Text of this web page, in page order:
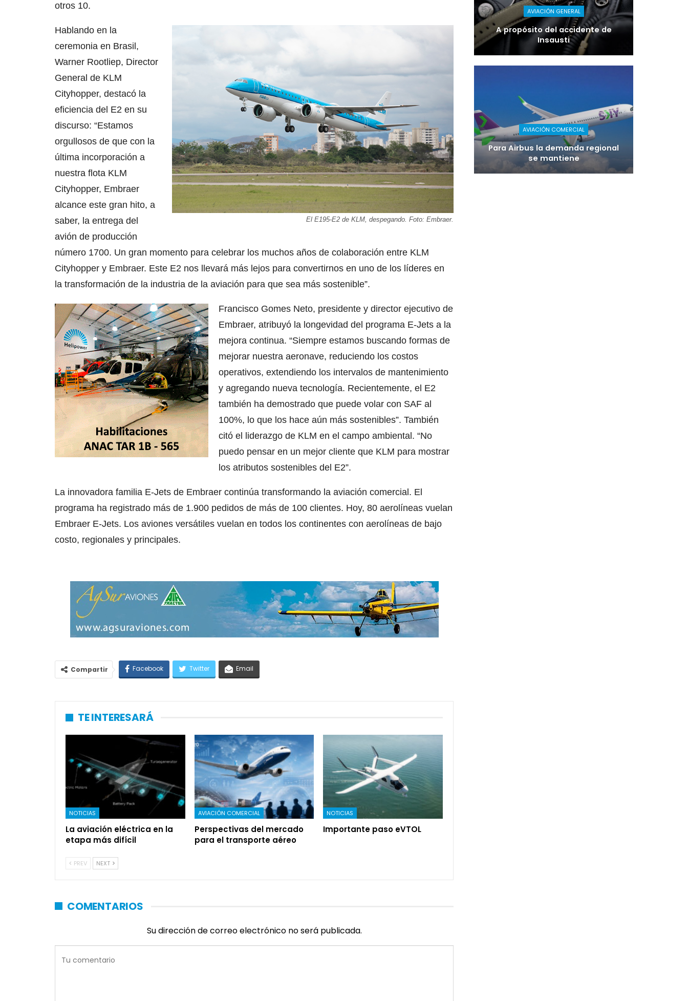
otros 10.
El E195-E2 de KLM, despegando. Foto: Embraer.
Hablando en la
ceremonia en Brasil,
Warner Rootliep, Director
General de KLM
Cityhopper, destacó la
eficiencia del E2 en su
discurso: “Estamos
orgullosos de que con la
última incorporación a
nuestra flota KLM
Cityhopper, Embraer
alcance este gran hito, a
saber, la entrega del
avión de producción
número 1700. Un gran momento para celebrar los muchos años de colaboración entre KLM
Cityhopper y Embraer. Este E2 nos llevará más lejos para convertirnos en uno de los líderes en
la transformación de la industria de la aviación para que sea más sostenible”.
Francisco Gomes Neto, presidente y director ejecutivo de
Embraer, atribuyó la longevidad del programa E-Jets a la
mejora continua. “Siempre estamos buscando formas de
mejorar nuestra aeronave, reduciendo los costos
operativos, extendiendo los intervalos de mantenimiento
y agregando nueva tecnología. Recientemente, el E2
también ha demostrado que puede volar con SAF al
100%, lo que los hace aún más sostenibles”. También
citó el liderazgo de KLM en el campo ambiental. “No
puedo pensar en un mejor cliente que KLM para mostrar
los atributos sostenibles del E2”.
La innovadora familia E-Jets de Embraer continúa transformando la aviación comercial. El
programa ha registrado más de 1.900 pedidos de más de 100 clientes. Hoy, 80 aerolíneas vuelan
Embraer E-Jets. Los aviones versátiles vuelan en todos los continentes con aerolíneas de bajo
costo, regionales y principales.
Compartir Facebook Twitter Email
TE INTERESARÁ
NOTICIAS
La aviación eléctrica en la
etapa más difícil
AVIACIÓN COMERCIAL
Perspectivas del mercado
para el transporte aéreo
NOTICIAS
Importante paso eVTOL
PREV NEXT
COMENTARIOS
Su dirección de correo electrónico no será publicada.
AVIACIÓN GENERAL
A propósito del accidente de
Insausti
AVIACIÓN COMERCIAL
Para Airbus la demanda regional
se mantiene